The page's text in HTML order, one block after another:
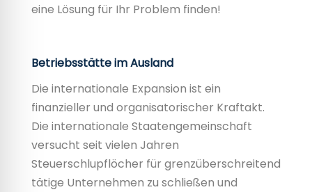
eine Lösung für Ihr Problem finden!
Betriebsstätte im Ausland
Die internationale Expansion ist ein
finanzieller und organisatorischer Kraftakt.
Die internationale Staatengemeinschaft
versucht seit vielen Jahren
Steuerschlupflöcher für grenzüberschreitend
tätige Unternehmen zu schließen und